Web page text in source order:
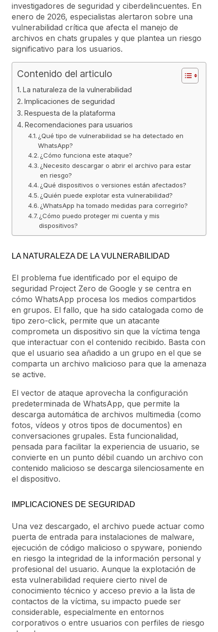
investigadores de seguridad y ciberdelincuentes. En
enero de 2026, especialistas alertaron sobre una
vulnerabilidad crítica que afecta el manejo de
archivos en chats grupales y que plantea un riesgo
significativo para los usuarios.
Contenido del articulo
La naturaleza de la vulnerabilidad
Implicaciones de seguridad
Respuesta de la plataforma
Recomendaciones para usuarios
¿Qué tipo de vulnerabilidad se ha detectado en
WhatsApp?
¿Cómo funciona este ataque?
¿Necesito descargar o abrir el archivo para estar
en riesgo?
¿Qué dispositivos o versiones están afectados?
¿Quién puede explotar esta vulnerabilidad?
¿WhatsApp ha tomado medidas para corregirlo?
¿Cómo puedo proteger mi cuenta y mis
dispositivos?
LA NATURALEZA DE LA VULNERABILIDAD
El problema fue identificado por el equipo de
seguridad Project Zero de Google y se centra en
cómo WhatsApp procesa los medios compartidos
en grupos. El fallo, que ha sido catalogada como de
tipo zero-click, permite que un atacante
comprometa un dispositivo sin que la víctima tenga
que interactuar con el contenido recibido. Basta con
que el usuario sea añadido a un grupo en el que se
comparta un archivo malicioso para que la amenaza
se active.
El vector de ataque aprovecha la configuración
predeterminada de WhatsApp, que permite la
descarga automática de archivos multimedia (como
fotos, vídeos y otros tipos de documentos) en
conversaciones grupales. Esta funcionalidad,
pensada para facilitar la experiencia de usuario, se
convierte en un punto débil cuando un archivo con
contenido malicioso se descarga silenciosamente en
el dispositivo.
IMPLICACIONES DE SEGURIDAD
Una vez descargado, el archivo puede actuar como
puerta de entrada para instalaciones de malware,
ejecución de código malicioso o spyware, poniendo
en riesgo la integridad de la información personal y
profesional del usuario. Aunque la explotación de
esta vulnerabilidad requiere cierto nivel de
conocimiento técnico y acceso previo a la lista de
contactos de la víctima, su impacto puede ser
considerable, especialmente en entornos
corporativos o entre usuarios con perfiles de riesgo